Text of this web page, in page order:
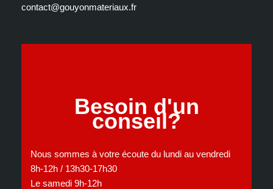
contact@gouyonmateriaux.fr
Besoin d'un
conseil?
Nous sommes à votre écoute du lundi au vendredi
8h-12h / 13h30-17h30
Le samedi 9h-12h